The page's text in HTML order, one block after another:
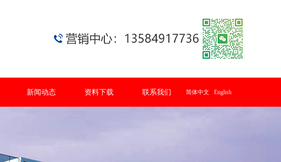
新闻动态 资料下载 联系我们 简体中文 English